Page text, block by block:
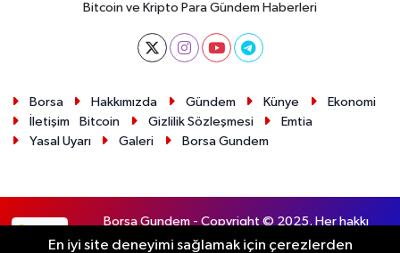
Bitcoin ve Kripto Para Gündem Haberleri
Borsa Hakkımızda Gündem Künye
Ekonomi
İletişim
Bitcoin Gizlilik Sözleşmesi
Emtia
Yasal Uyarı
Galeri Borsa Gundem
Borsa Gundem - Copyright © 2025. Her hakkı
saklıdır.
En iyi site deneyimi sağlamak için çerezlerden